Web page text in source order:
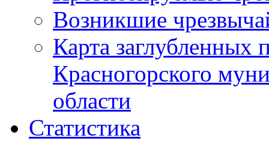
Возникшие
Карта
Красногорского
области
Статистика